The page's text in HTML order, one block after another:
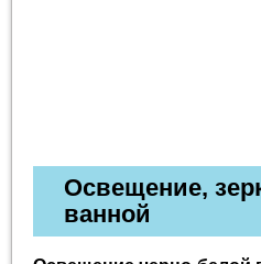
Освещение,
ванной